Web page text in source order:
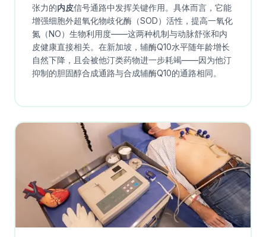
张力的内皮信号通路中发挥关键作用。具体而言，它能
增强细胞外超氧化物歧化酶（SOD）活性，提高一氧化
氮（NO）生物利用度——这两种机制与动脉舒张和内
皮健康直接相关。在新加坡，辅酶Q10水平随年龄增长
自然下降，且会被他汀类药物进一步耗竭——因为他汀
抑制的胆固醇合成通路与合成辅酶Q10的通路相同。